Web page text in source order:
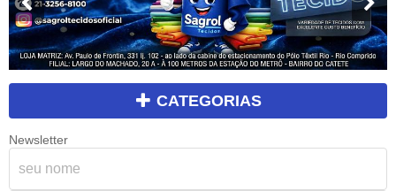
CATEGORIAS
Newsletter